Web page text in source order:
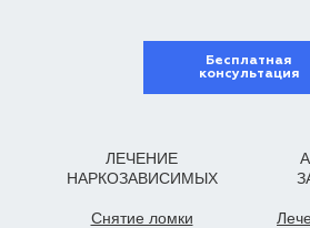
Бесплатная
консультация
ЛЕЧЕНИЕ
НАРКОЗАВИСИМЫХ
Снятие ломки